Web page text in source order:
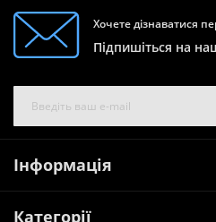
Хочете дізнаватися
Підпишіться на
Інформація
Категорії